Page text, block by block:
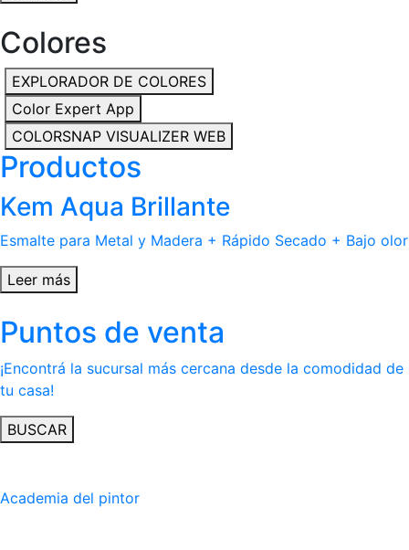
Colores
EXPLORADOR DE COLORES
Color Expert App
COLORSNAP VISUALIZER WEB
Productos
Kem Aqua Brillante
Esmalte para Metal y Madera + Rápido Secado + Bajo olor
Leer más
Puntos de venta
¡Encontrá la sucursal más cercana desde la comodidad de
tu casa!
BUSCAR
Academia del pintor